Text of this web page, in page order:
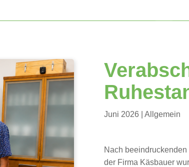
Juni 2026 Allgemein
Nach
der Firma Käsbauer